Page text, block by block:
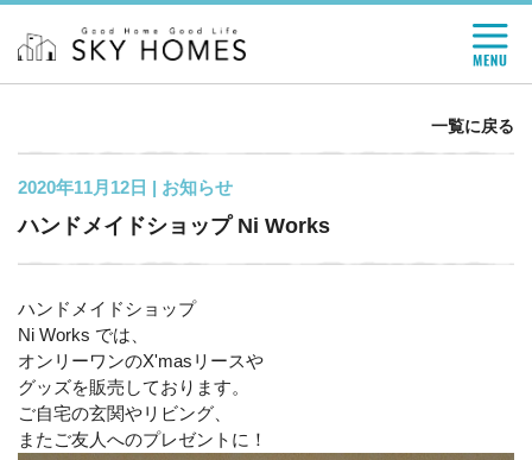
一覧に戻る
2020年11月12日 | お知らせ
ハンドメイドショップ Ni Works
ハンドメイドショップ
Ni Works では、
オンリーワンのX'mas リースや
グッズを販売しております。
ご自宅の玄関やリビング、
またご友人へのプレゼントに！